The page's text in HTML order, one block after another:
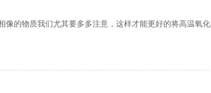
的物质我们尤其要多多注意，这样才能更好的将高温氧化